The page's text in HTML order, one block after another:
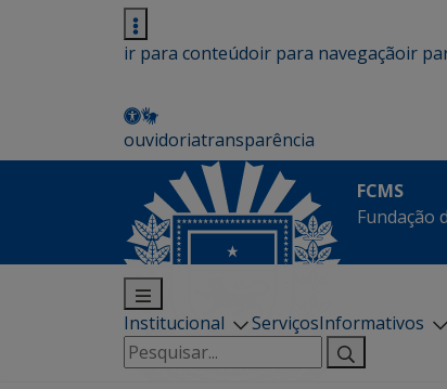
ir para conteúdoir para navegaçãoir
ouvidoriatransparência
FCMS
Fundação
Institucional ServiçosInformativos
Pesquisar
por: